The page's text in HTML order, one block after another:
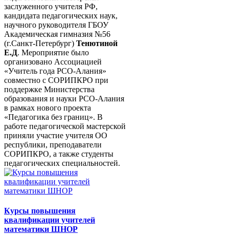
заслуженного учителя РФ,
кандидата педагогических наук,
научного руководителя ГБОУ
Академическая гимназия №56
(г.Санкт-Петербург) Тенютиной
Е.Д. Мероприятие было
организовано Ассоциацией
«Учитель года РСО-Алания»
совместно с СОРИПКРО при
поддержке Министерства
образования и науки РСО-Алания
в рамках нового проекта
«Педагогика без границ». В
работе педагогической мастерской
приняли участие учителя ОО
республики, преподаватели
СОРИПКРО, а также студенты
педагогических специальностей.
Курсы повышения
квалификации учителей
математики ШНОР